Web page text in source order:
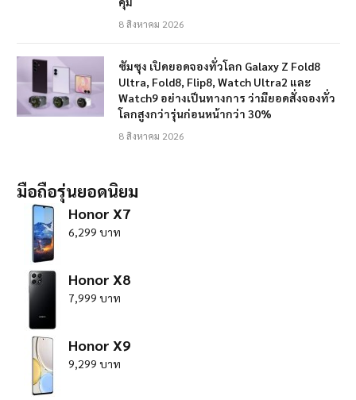
8 สิงหาคม 2026
ซัมซุง เปิดยอดจองทั่วโลก Galaxy Z Fold8
Ultra, Fold8, Flip8, Watch Ultra2 และ
Watch9 อย่างเป็นทางการ ว่ามียอดสั่งจองทั่ว
โลกสูงกว่ารุ่นก่อนหน้ากว่า 30%
8 สิงหาคม 2026
มือถือรุ่นยอดนิยม
Honor X7
6,299 บาท
Honor X8
7,999 บาท
Honor X9
9,299 บาท